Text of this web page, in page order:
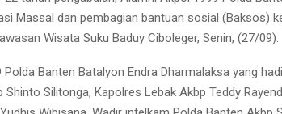
Massal dan pembagian bantuan sosial (Baksos)
Wisata Suku Baduy Ciboleger, Senin, (27/09).
Banten Batalyon Endra Dharmalaksa yang
Shinto Silitonga, Kapolres Lebak Akbp Teddy